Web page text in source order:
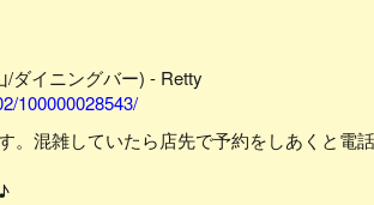
ダイニングバー) - Retty
100000028543/
。混雑していたら店先で予約をしあくと電